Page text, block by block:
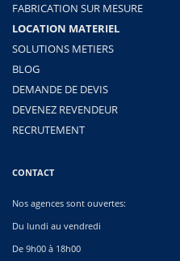
FABRICATION SUR MESURE
LOCATION MATERIEL
SOLUTIONS METIERS
BLOG
DEMANDE DE DEVIS
DEVENEZ REVENDEUR
RECRUTEMENT
CONTACT
Nos agences sont ouvertes:
Du lundi au vendredi
De 9h00 à 18h00